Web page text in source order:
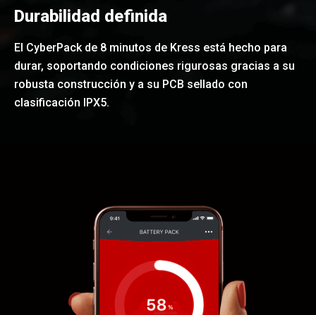
Durabilidad definida
El CyberPack de 8 minutos de Kress está hecho para
durar, soportando condiciones rigurosas gracias a su
robusta construcción y a su PCB sellado con
clasificación IPX5.